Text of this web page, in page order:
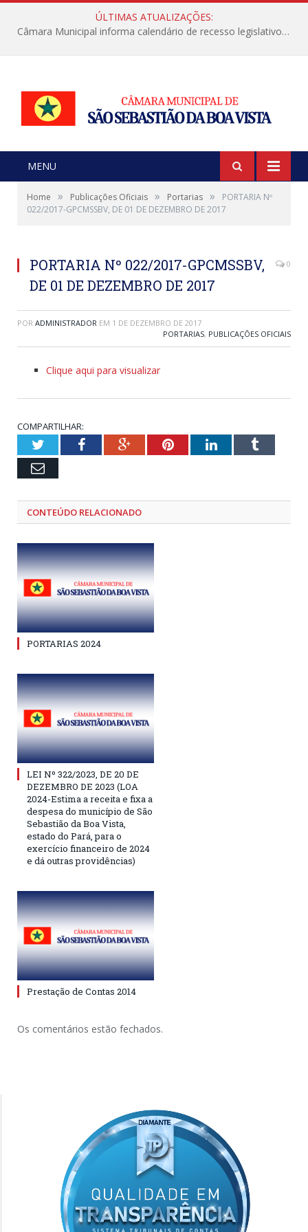
ÚLTIMAS ATUALIZAÇÕES:
Câmara Municipal informa calendário de recesso legislativo de julho
MENU
Home » Publicações Oficiais » Portarias »
PORTARIA Nº
022/2017-GPCMSSBV, DE 01 DE DEZEMBRO DE 2017
PORTARIA Nº 022/2017-GPCMSSBV,
DE 01 DE DEZEMBRO DE 2017
0
POR ADMINISTRADOR EM 1 DE DEZEMBRO DE 2017
PORTARIAS, PUBLICAÇÕES OFICIAIS
Clique aqui para visualizar
COMPARTILHAR:
TwitterFacebookGoogle+PinterestLinkedInTumblr
Email
CONTEÚDO RELACIONADO
PORTARIAS 2024
LEI Nº 322/2023, DE 20 DE
DEZEMBRO DE 2023 (LOA
2024-Estima a receita e fixa a
despesa do município de São
Sebastião da Boa Vista,
estado do Pará, para o
exercício financeiro de 2024
e dá outras providências)
Prestação de Contas 2014
Os comentários estão fechados.